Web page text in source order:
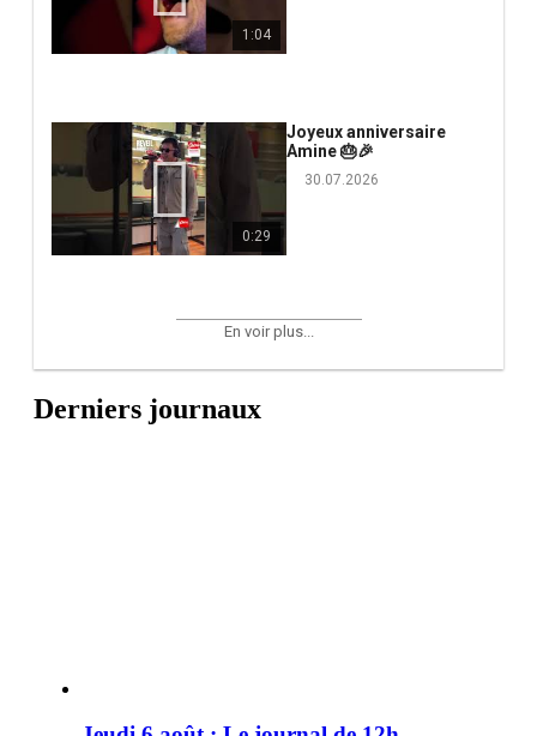
1:04
0:29
Joyeux anniversaire
Amine 🎂🎉
30.07.2026
En voir plus...
Derniers journaux